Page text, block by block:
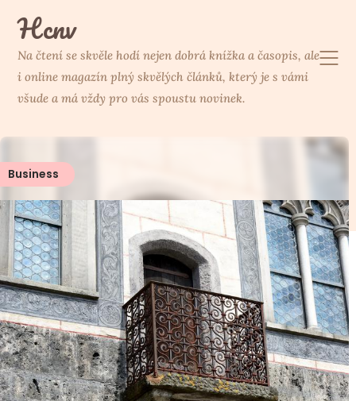
content
Hcnv
Na čtení se skvěle hodí nejen dobrá knížka a časopis, ale
i online magazín plný skvělých článků, který je s vámi
všude a má vždy pro vás spoustu novinek.
Business